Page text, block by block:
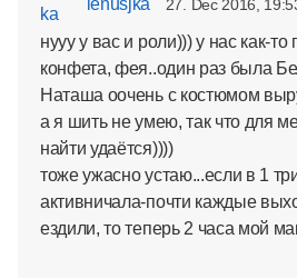
27. Dec 2016,
нууу у вас и роли))) у нас как-
конфета, фея..один раз была
Наташа оочень с костюмом
а я шить не умею, так что для
найти удаётся))))
тоже ужасно устаю...если в 1
активничала-почти каждые
ездили, то теперь 2 часа мой